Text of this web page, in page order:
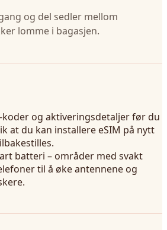
og del sedler mellom
lomme i bagasjen.
koder og aktiveringsdetaljer før du
at du kan installere eSIM på nytt
batteri – områder med svakt
til å øke antennene og